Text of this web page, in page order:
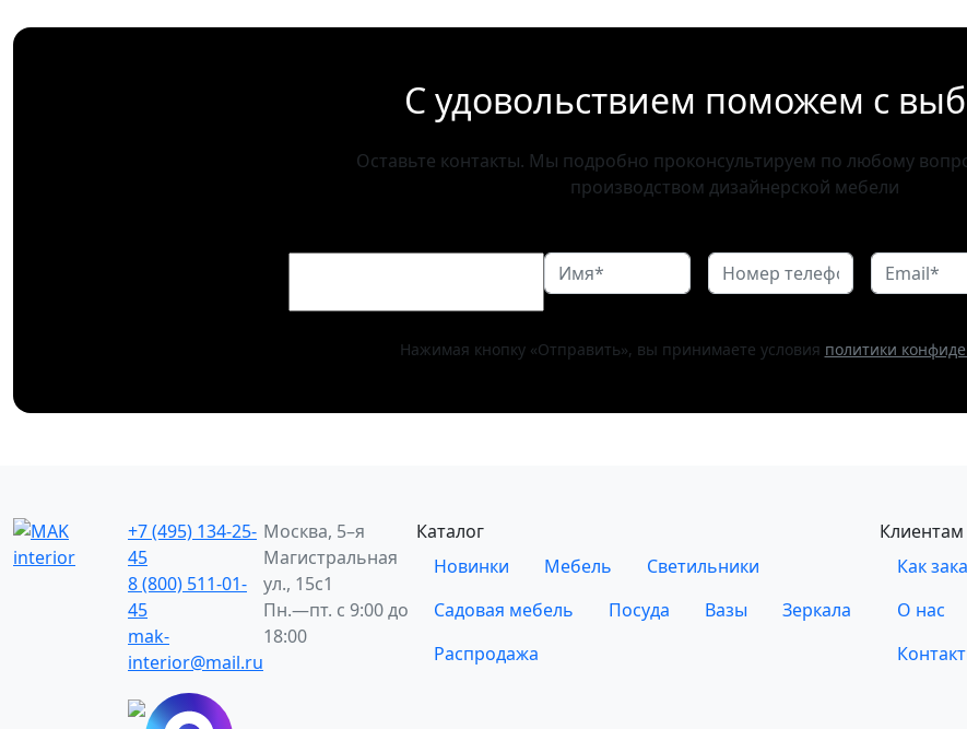
С удовольствием поможем с
Оставьте контакты. Мы подробно проконсультируем по любому
производством дизайнерской мебели
Нажимая кнопку «Отправить», вы принимаете условия политики
+7 (495) 134-25-
45
8 (800) 511-01-
45
mak-
interior@mail.ru
Москва, 5–я
Магистральная
ул., 15с1
Пн.—пт. с 9:00 до
18:00
Каталог
Новинки
Мебель
Светильники
Садовая мебель
Посуда Вазы
Зеркала
Распродажа
Как
О нас